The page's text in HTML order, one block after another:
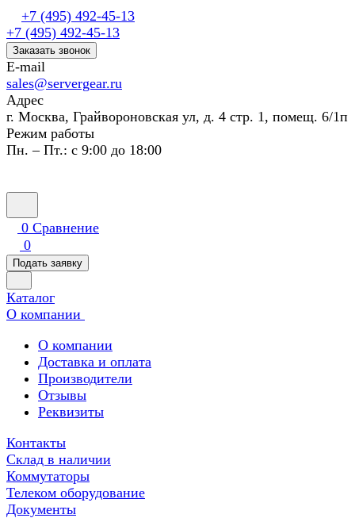
+7 (495) 492-45-13
+7 (495) 492-45-13
Заказать звонок
E-mail
sales@servergear.ru
Адрес
г. Москва, Грайвороновская ул, д. 4 стр. 1, помещ. 6/1п
Режим работы
Пн. – Пт.: с 9:00 до 18:00
0 Сравнение
0
Подать заявку
Каталог
О компании
О компании
Доставка и оплата
Производители
Отзывы
Реквизиты
Контакты
Склад в наличии
Коммутаторы
Телеком оборудование
Документы